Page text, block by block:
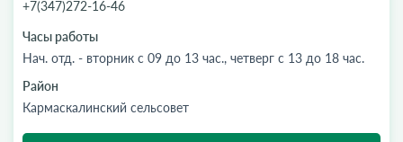
+7(347)272-16-46
Часы работы
Нач. отд. - вторник с 09 до 13 час., четверг с 13 до 18 час.
Район
Кармаскалинский сельсовет